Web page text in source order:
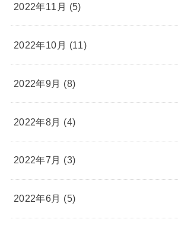
2022年11月 (5)
2022年10月 (11)
2022年9月 (8)
2022年8月 (4)
2022年7月 (3)
2022年6月 (5)